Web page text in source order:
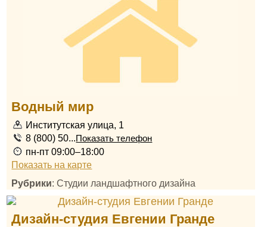
Водный мир
Институтская улица, 1
8 (800) 50...Показать телефон
пн-пт 09:00–18:00
Показать на карте
Рубрики: Студии ландшафтного дизайна
Дизайн-студия Евгении Гранде